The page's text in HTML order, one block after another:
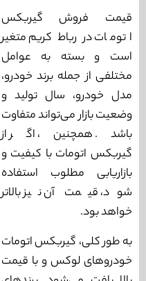
قیمت فروش گیربکس
اتومات در رباط کریم متغیر
است و بسته به عوامل
مختلفی از جمله برند خودرو،
مدل خودرو، سال تولید و
وضعیت بازار می‌تواند متفاوت
باشد. همچنین، اگر از
گیربکس اتومات با کیفیت و
بازاریابی مطلوب استفاده
شود، قیمت آن نیز بالاتر
خواهد بود.
به طور کلی، گیربکس اتومات
خودروهای لوکس و با قیمت